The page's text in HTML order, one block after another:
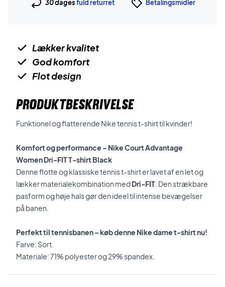
30 dagesfuld returret Betalingsmidler
Lækker kvalitet
God komfort
Flot design
PRODUKTBESKRIVELSE
Funktionel og flatterende Nike tennis t-shirt til kvinder!
Komfort og performance – Nike Court Advantage
Women Dri-FIT T-shirt Black
Denne flotte og klassiske tennis t-shirt er lavet af en let og
lækker materialekombination medDri-FIT . Den strækbare
pasform og høje hals gør den ideel til intense bevægelser
på banen.
Perfekt til tennisbanen – køb denne Nike dame t-shirt nu!
Farve: Sort.
Materiale: 71% polyester og 29% spandex.